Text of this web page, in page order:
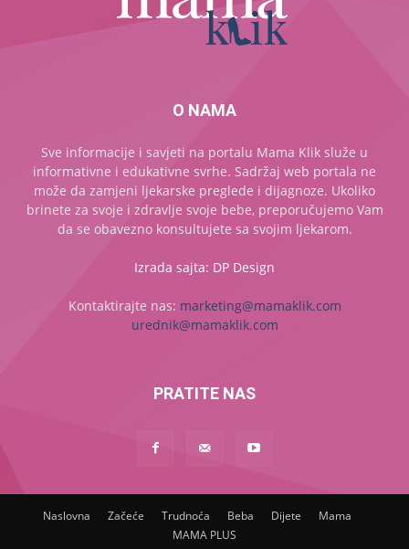
O NAMA
Sve informacije i savjeti na portalu Mama Klik služe u
informativne i edukativne svrhe. Sadržaj web portala ne
može da zamjeni ljekarske preglede i dijagnoze. Ukoliko
brinete za svoje i zdravlje svoje bebe, preporučujemo Vam
da se obavezno konsultujete sa svojim ljekarom.
Izrada sajta: DP Design
Kontaktirajte nas: marketing@mamaklik.com
urednik@mamaklik.com
PRATITE NAS
Naslovna Začeće Trudnoća Beba Dijete
Mama
MAMA PLUS